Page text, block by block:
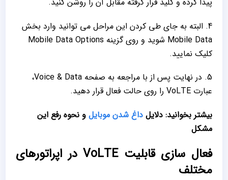
4. البته به جای طی کردن این مراحل می ‌توانید وارد بخش
Mobile Data شوید و روی گزینه Mobile Data Options
کلیک نمایید.
5. در نهایت پس از با مراجعه به صفحه Voice & Data،
عبارت VoLTE را روی حالت فعال قرار دهید.
بیشتر بخوانید: دلایل داغ شدن موبایل و نحوه رفع این
مشکل
فعال سازی قابلیت VoLTE در اپراتورهای
مختلف